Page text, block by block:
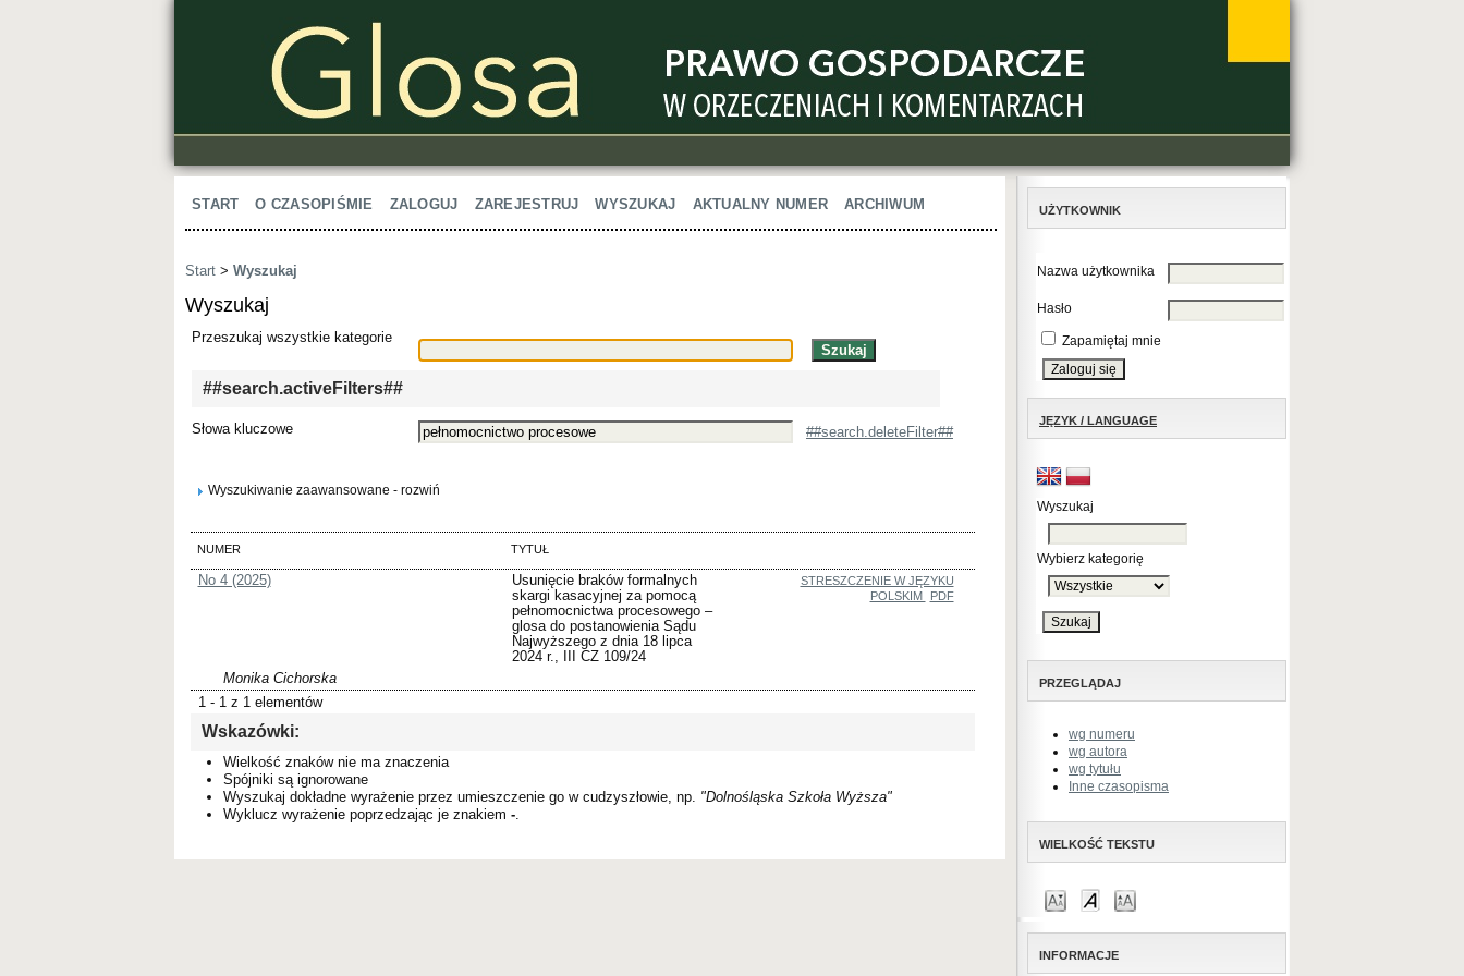
UŻYTKOWNIK
Nazwa użytkownika
Hasło
Zapamiętaj mnie
JĘZYK / LANGUAGE
Wyszukaj
Wybierz kategorię
PRZEGLĄDAJ
wg numeru
wg autora
wg tytułu
Inne czasopisma
WIELKOŚĆ TEKSTU
INFORMACJE
START O CZASOPIŚMIE ZALOGUJ ZAREJESTRUJ WYSZUKAJ AKTUALNY NUMER ARCHIWUM
Start > Wyszukaj
Wyszukaj
Przeszukaj wszystkie kategorie
##search.activeFilters##
Słowa kluczowe ##search.deleteFilter##
Wyszukiwanie zaawansowane - rozwiń
NUMER TYTUŁ
No 4 (2025)
Usunięcie braków formalnych
skargi kasacyjnej za pomocą
pełnomocnictwa procesowego –
glosa do postanowienia Sądu
Najwyższego z dnia 18 lipca
2024 r., III CZ 109/24
STRESZCZENIE W JĘZYKU
POLSKIM
PDF
Monika Cichorska
1 - 1 z 1 elementów
Wskazówki:
Wielkość znaków nie ma znaczenia
Spójniki są ignorowane
Wyszukaj dokładne wyrażenie przez umieszczenie go w cudzyszłowie, np. "Dolnośląska Szkoła Wyższa"
Wyklucz wyrażenie poprzedzając je znakiem -.